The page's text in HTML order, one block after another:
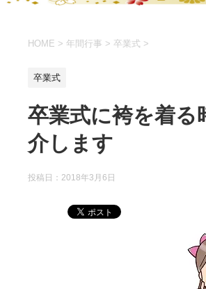
HOME > 年間行事 > 卒業式 >
卒業式
卒業式に袴を着る
介します
投稿日：2018年3月6日